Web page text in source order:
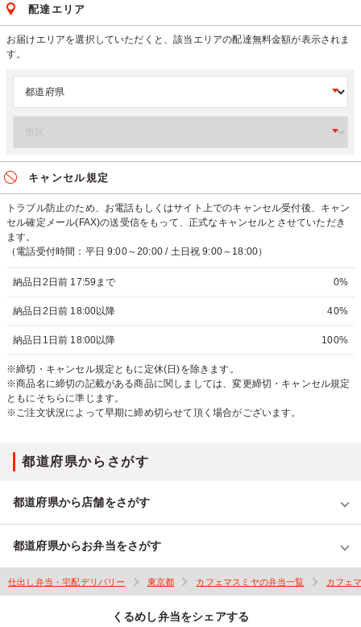
配達エリア
お届けエリアを選択していただくと、該当エリアの配達無料金額が表示されま
す。
キャンセル規定
トラブル防止のため、お電話もしくはサイト上でのキャンセル受付後、キャン
セル確定メール(FAX)の送受信をもって、正式なキャンセルとさせていただき
ます。
（電話受付時間：平日 9:00～20:00 / 土日祝 9:00～18:00）
納品日2日前 17:59まで 0%
納品日2日前 18:00以降 40%
納品日1日前 18:00以降 100%
※締切・キャンセル規定ともに定休(日)を除きます。
※商品名に締切の記載がある商品に関しましては、変更締切・キャンセル規定
ともにそちらに準じます。
※ご注文状況によって早期に締め切らせて頂く場合がございます。
都道府県からさがす
都道府県から店舗をさがす
都道府県からお弁当をさがす
仕出し弁当・宅配デリバリー 東京都 カフェマスミヤの弁当一覧 カフェ
くるめし弁当をシェアする